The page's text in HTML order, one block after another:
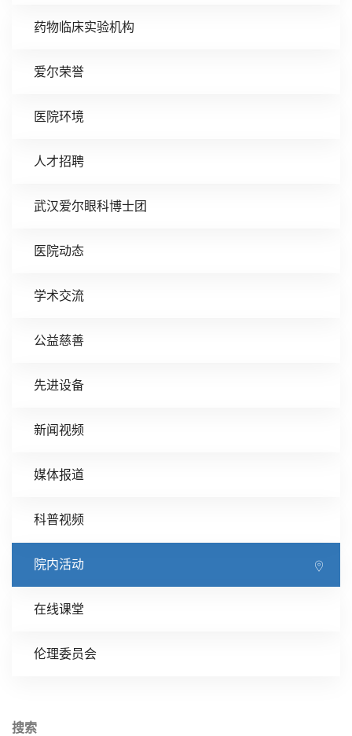
药物临床实验机构
爱尔荣誉
医院环境
人才招聘
武汉爱尔眼科博士团
医院动态
学术交流
公益慈善
先进设备
新闻视频
媒体报道
科普视频
院内活动
在线课堂
伦理委员会
搜索